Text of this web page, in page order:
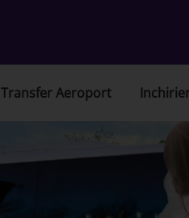
Transfer Aeroport